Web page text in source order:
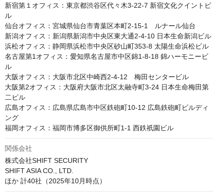
新宿第１オフィス：東京都渋谷区代々木3-22-7 新宿文化クイントビ
ル
仙台オフィス：宮城県仙台市青葉区本町2-15-1　ルナール仙台
新潟オフィス：新潟県新潟市中央区東大通2-4-10 日本生命新潟ビル
浜松オフィス：静岡県浜松市中央区砂山町353-8 太陽生命浜松ビル
名古屋第1オフィス：愛知県名古屋市中区錦1-8-18 錦ハーモニービ
ル
大阪オフィス：大阪市北区中崎西2-4-12　梅田センタービル
大阪第2オフィス：大阪府大阪市北区太融寺町3-24 日本生命梅田第
二ビル
広島オフィス：広島県広島市中区鉄砲町10-12 広島鉄砲町ビルディ
ング
福岡オフィス：福岡市博多区御供所町1-1 西鉄祇園ビル
関係会社
株式会社SHIFT SECURITY
SHIFT ASIA CO., LTD.
ほか 計40社（2025年10月時点）